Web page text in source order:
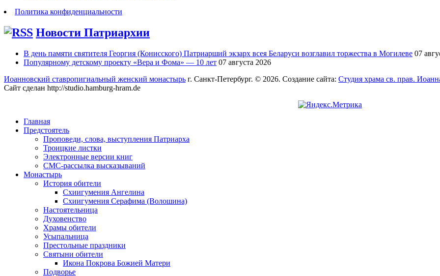
Политика конфиденциальности
Новости Патриархии
В день памяти святителя Георгия (Конисского) Патриарший экзарх всея Беларуси возглавил торжества в Могилеве 07
Популярному детскому проекту «Вера и Фома» — 10 лет 07 августа 2026
Иоанновский ставропигиальный женский монастырь г. Санкт-Петербург. © 2026. Создание сайта: Студия храма св. прав.
Сайт сделан http://studio.hamburg-hram.de
Главная
Предстоятель
Проповеди, слова, выступления Патриарха
Троицкие листки
Электронные версии книг
СМС-рассылка высказываний
Монастырь
История обители
Схиигумения Ангелина
Схиигумения Серафима (Волошина)
Настоятельница
Духовенство
Храмы обители
Усыпальница
Престольные праздники
Святыни обители
Икона Покрова Божией Матери
Подворье